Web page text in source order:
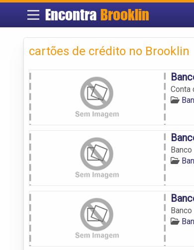
Encontra Brooklin
cartões de crédito no Brooklin
Conta
Banco